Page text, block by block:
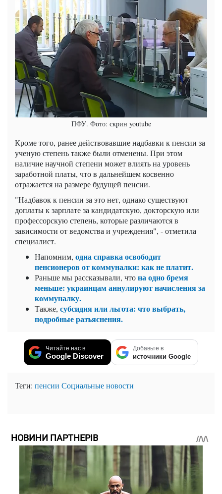
ПФУ. Фото: скрин youtube
Кроме того, ранее действовавшие надбавки к пенсии за
ученую степень также были отменены. При этом
наличие научной степени может влиять на уровень
заработной платы, что в дальнейшем косвенно
отражается на размере будущей пенсии.
"Надбавок к пенсии за это нет, однако существуют
доплаты к зарплате за кандидатскую, докторскую или
профессорскую степень, которые различаются в
зависимости от ведомства и учреждения", - отметила
специалист.
Напомним, одна справка освободит
пенсионеров от коммуналки: как не платит.
Раньше мы рассказывали, чтона одно бремя
меньше: украинцам аннулируют начисления за
коммуналку.
Также, субсидия или льгота: что выбрать,
подробные разъяснения.
Читайте нас в
Google Discover
Добавьте в
источники Google
Теги: пенсии Социальные новости
НОВИНИ ПАРТНЕРІВ